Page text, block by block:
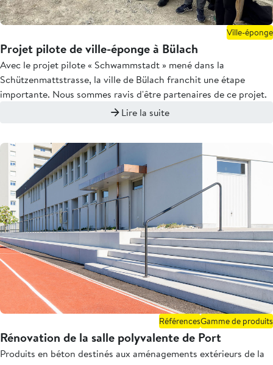
Ville-éponge
Projet pilote de ville-éponge à Bülach
Avec le projet pilote « Schwammstadt » mené dans la
Schützenmattstrasse, la ville de Bülach franchit une étape
importante. Nous sommes ravis d'être partenaires de ce projet.
Lire la suite
RéférencesGamme de produits
Rénovation de la salle polyvalente de Port
Produits en béton destinés aux aménagements extérieurs de la